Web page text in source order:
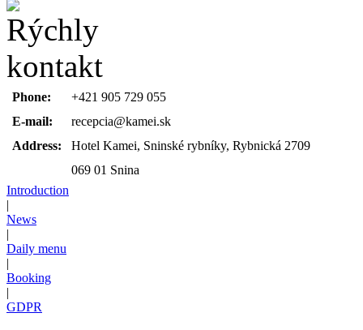
Phone:
+421 905 729 055
E-mail:
recepcia@kamei.sk
Address:
Hotel Kamei, Sninské rybníky, Rybnická 2709
069 01 Snina
Introduction
|
News
|
Daily menu
|
Booking
|
GDPR